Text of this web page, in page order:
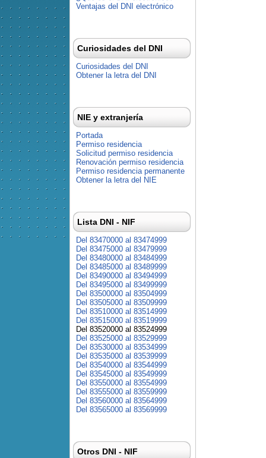
Ventajas del DNI electrónico
Curiosidades del DNI
Curiosidades del DNI
Obtener la letra del DNI
NIE y extranjería
Portada
Permiso residencia
Solicitud permiso residencia
Renovación permiso residencia
Permiso residencia permanente
Obtener la letra del NIE
Lista DNI - NIF
Del 83470000 al 83474999
Del 83475000 al 83479999
Del 83480000 al 83484999
Del 83485000 al 83489999
Del 83490000 al 83494999
Del 83495000 al 83499999
Del 83500000 al 83504999
Del 83505000 al 83509999
Del 83510000 al 83514999
Del 83515000 al 83519999
Del 83520000 al 83524999
Del 83525000 al 83529999
Del 83530000 al 83534999
Del 83535000 al 83539999
Del 83540000 al 83544999
Del 83545000 al 83549999
Del 83550000 al 83554999
Del 83555000 al 83559999
Del 83560000 al 83564999
Del 83565000 al 83569999
Otros DNI - NIF